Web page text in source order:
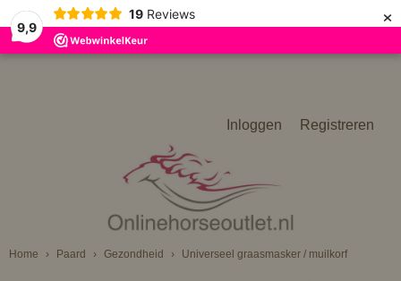
9,9
19 Reviews ×
Inloggen Registreren
Home › Paard › Gezondheid › Universeel graasmasker / muilkorf